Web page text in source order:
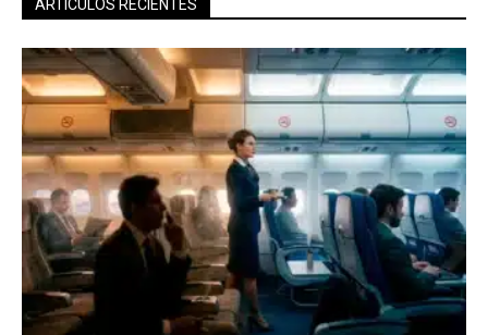
ARTÍCULOS RECIENTES